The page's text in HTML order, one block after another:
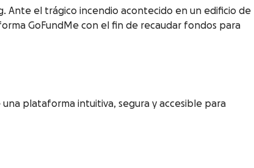
Ante el trágico incendio acontecido en un edificio de
GoFundMe con el fin de recaudar fondos para
plataforma intuitiva, segura y accesible para